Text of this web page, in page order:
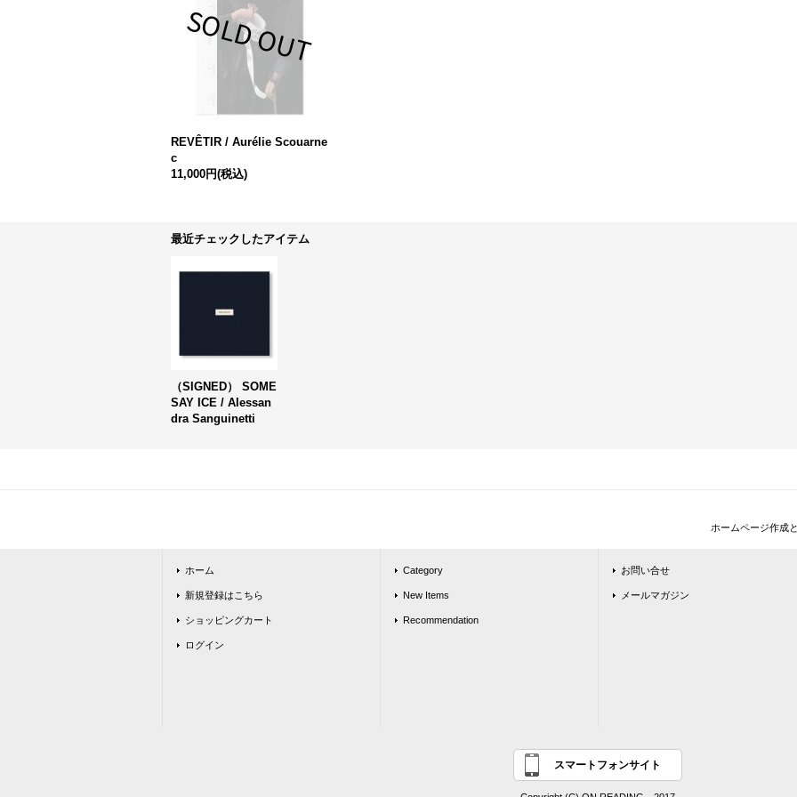
REVÊTIR / Aurélie Scouarne
c
11,000円(税込)
最近チェックしたアイテム
（SIGNED） SOME
SAY ICE / Alessan
dra Sanguinetti
ホームページ作成
ホーム
新規登録はこちら
ショッピングカート
ログイン
Category
New Items
Recommendation
お問い合せ
メールマガジン
スマートフォンサイト